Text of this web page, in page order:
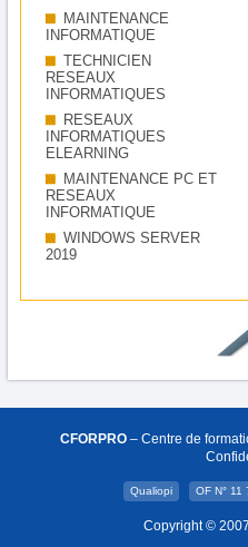
MAINTENANCE
INFORMATIQUE
TECHNICIEN
RESEAUX
INFORMATIQUES
RESEAUX
INFORMATIQUES
ELEARNING
MAINTENANCE PC ET
RESEAUX
INFORMATIQUE
WINDOWS SERVER
2019
CFORPRO – Centre de
Qualiopi OF N° 11
Copyright ©